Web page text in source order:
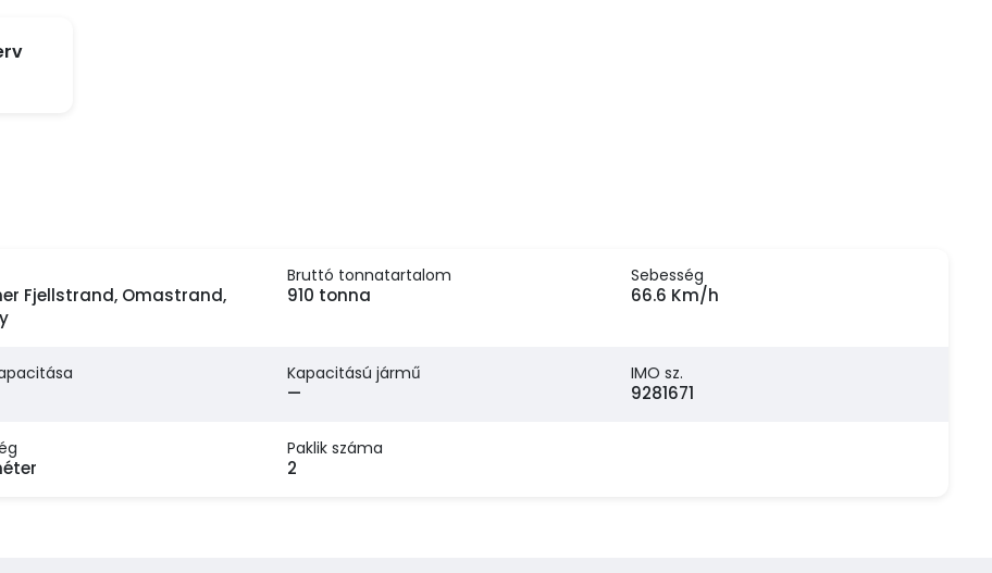
Fjellstrand, Omastrand,
Bruttó tonnatartalom
910 tonna
Sebesség
66.6 Km/h
Kapacitású jármű
—
IMO sz.
9281671
Paklik száma
2